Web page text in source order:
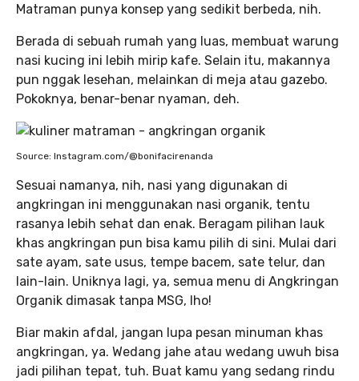
Matraman punya konsep yang sedikit berbeda, nih.
Berada di sebuah rumah yang luas, membuat warung
nasi kucing ini lebih mirip kafe. Selain itu, makannya
pun nggak lesehan, melainkan di meja atau gazebo.
Pokoknya, benar-benar nyaman, deh.
Source: Instagram.com/@bonifacirenanda
Sesuai namanya, nih, nasi yang digunakan di
angkringan ini menggunakan nasi organik, tentu
rasanya lebih sehat dan enak. Beragam pilihan lauk
khas angkringan pun bisa kamu pilih di sini. Mulai dari
sate ayam, sate usus, tempe bacem, sate telur, dan
lain-lain. Uniknya lagi, ya, semua menu di Angkringan
Organik dimasak tanpa MSG, lho!
Biar makin afdal, jangan lupa pesan minuman khas
angkringan, ya. Wedang jahe atau wedang uwuh bisa
jadi pilihan tepat, tuh. Buat kamu yang sedang rindu